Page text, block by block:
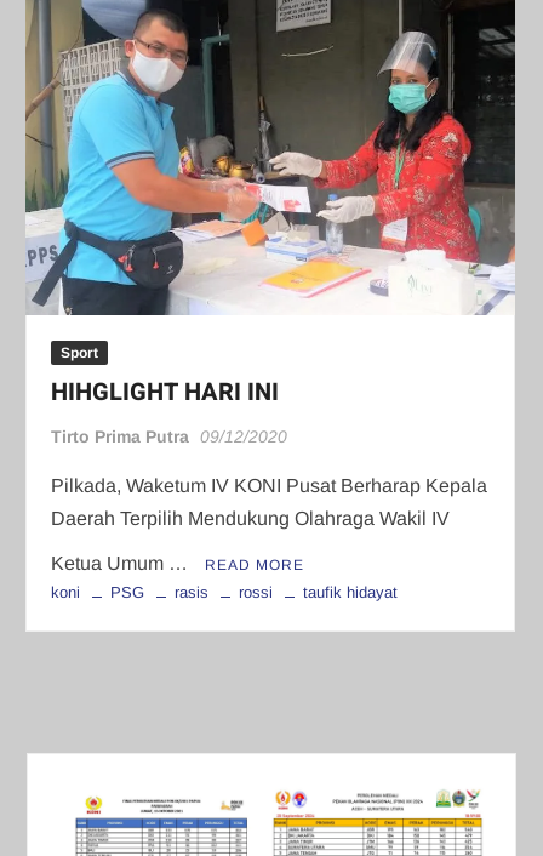
Sport
HIHGLIGHT HARI INI
Tirto Prima Putra 09/12/2020
Pilkada, Waketum IV KONI Pusat Berharap Kepala
Daerah Terpilih Mendukung Olahraga Wakil IV
Ketua Umum … READ MORE
koni PSG rasis rossi taufik hidayat